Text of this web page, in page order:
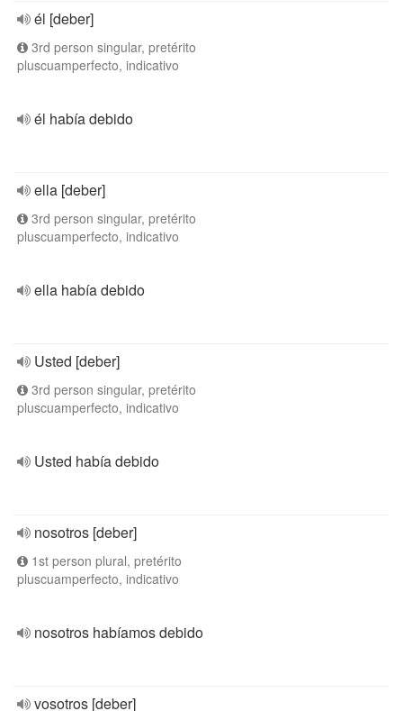
él [deber]
3rd person singular, pretérito
pluscuamperfecto, indicativo
él había debido
ella [deber]
3rd person singular, pretérito
pluscuamperfecto, indicativo
ella había debido
Usted [deber]
3rd person singular, pretérito
pluscuamperfecto, indicativo
Usted había debido
nosotros [deber]
1st person plural, pretérito
pluscuamperfecto, indicativo
nosotros habíamos debido
vosotros [deber]